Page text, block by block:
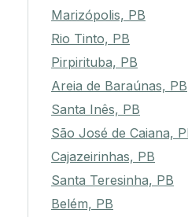
Mari, PB
Marizópolis, PB
Rio Tinto, PB
Pirpirituba, PB
Areia de Baraúnas, PB
Santa Inês, PB
São José de Caiana, PB
Cajazeirinhas, PB
Santa Teresinha, PB